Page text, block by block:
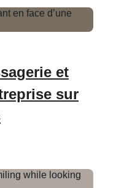
et
sur